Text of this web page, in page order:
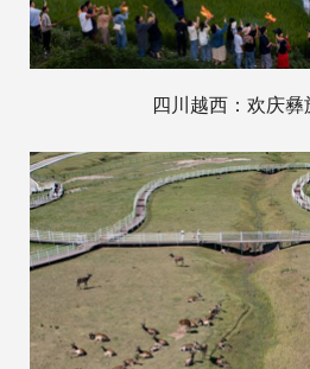
四川越西：欢庆彝